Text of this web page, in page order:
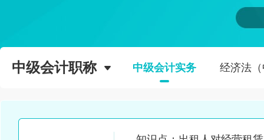
中级会计职称 中级会计实务 经济法